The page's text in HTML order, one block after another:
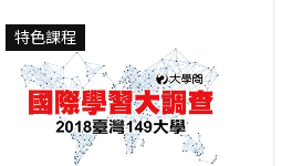
特色課程